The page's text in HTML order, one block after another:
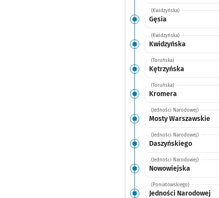
(Kwidzyńska)
Gęsia
(Kwidzyńska)
Kwidzyńska
(Toruńska)
Kętrzyńska
(Toruńska)
Kromera
(Jedności Narodowej)
Mosty Warszawskie
(Jedności Narodowej)
Daszyńskiego
(Jedności Narodowej)
Nowowiejska
(Poniatowskiego)
Jedności Narodowej